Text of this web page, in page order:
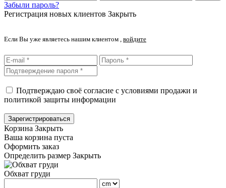
Забыли пароль?
Регистрация новых клиентов Закрыть
Если Вы уже являетесь нашим клиентом , войдите
Подтверждаю своё согласие с условиями продажи и
политикой защиты информации
Зарегистрироваться
Корзина Закрыть
Ваша корзина пуста
Оформить заказ
Определить размер Закрыть
Обхват груди